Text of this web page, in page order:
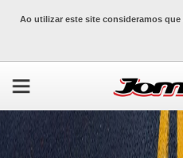
Ao utilizar este site consideramos